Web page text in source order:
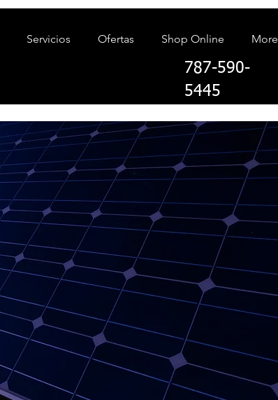
Servicios Ofertas Shop Online More
787-590-
5445